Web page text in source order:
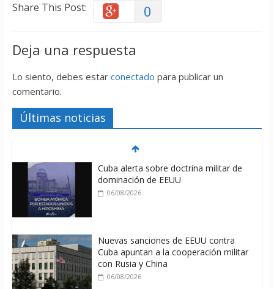
Share This Post: 0
Deja una respuesta
Lo siento, debes estar conectado para publicar un
comentario.
Últimas noticias
Cuba alerta sobre doctrina militar de
dominación de EEUU
06/08/2026
Nuevas sanciones de EEUU contra
Cuba apuntan a la cooperación militar
con Rusia y China
06/08/2026